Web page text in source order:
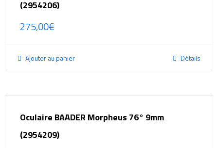
(2954206)
275,00€
Ajouter au panier Détails
Oculaire BAADER Morpheus 76° 9mm
(2954209)